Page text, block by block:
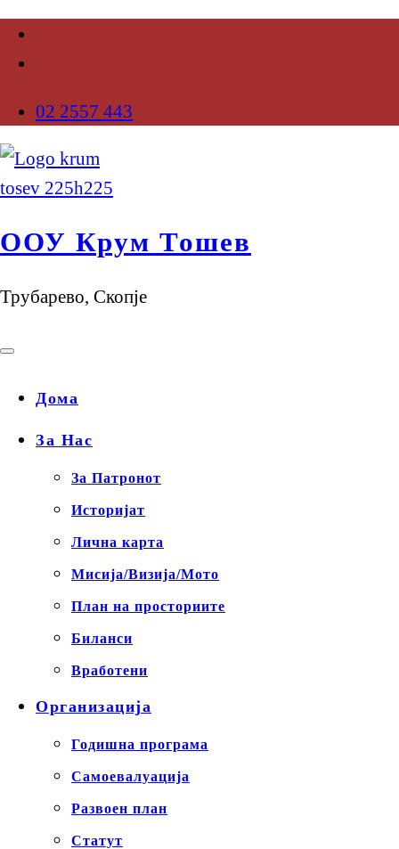
02 2557 443
ООУ Крум Тошев
Трубарево, Скопје
Дома
За Нас
За Патронот
Историјат
Лична карта
Мисија/Визија/Мото
План на просториите
Биланси
Вработени
Организација
Годишна програма
Самоевалуација
Развоен план
Статут